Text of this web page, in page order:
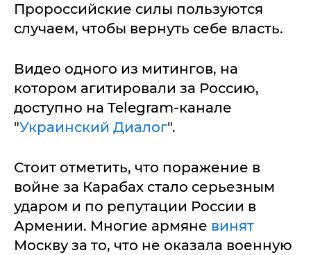
Пророссийские силы пользуются
случаем, чтобы вернуть себе власть.
Видео одного из митингов, на
котором агитировали за Россию,
доступно на Telegram-канале
"Украинский Диалог".
Стоит отметить, что поражение в
войне за Карабах стало серьезным
ударом и по репутации России в
Армении. Многие армяне винят
Москву за то, что не оказала военную